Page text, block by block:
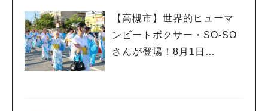
【高槻市】世界的ヒューマ
ンビートボクサー・SO-SO
さんが登場！8月1日